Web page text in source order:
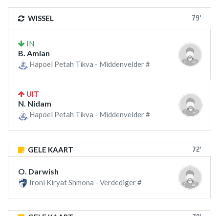
WISSEL 79'
IN
B. Amian
Hapoel Petah Tikva - Middenvelder #
UIT
N. Nidam
Hapoel Petah Tikva - Middenvelder #
GELE KAART 72'
O. Darwish
Ironi Kiryat Shmona - Verdediger #